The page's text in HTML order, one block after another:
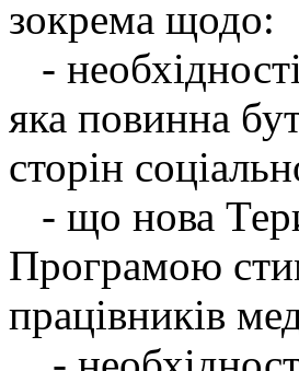
зокрема щодо:
-
яка повинна
сторін
- що нова
Програмою
працівників